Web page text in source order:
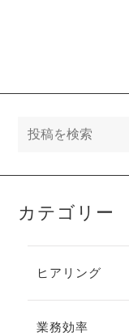
カテゴリー
ヒアリング
業務効率